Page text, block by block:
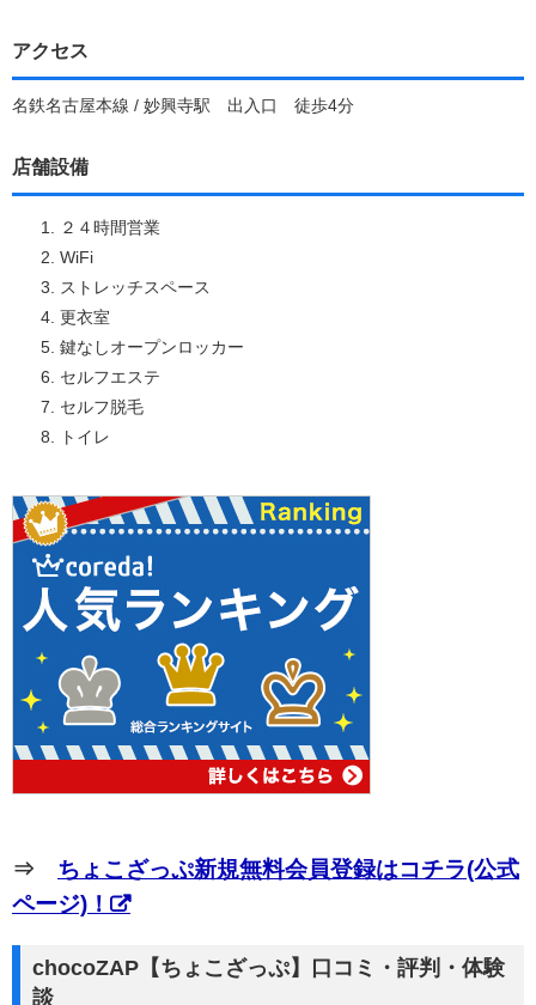
アクセス
名鉄名古屋本線 / 妙興寺駅 出入口 徒歩4分
店舗設備
２４時間営業
WiFi
ストレッチスペース
更衣室
鍵なしオープンロッカー
セルフエステ
セルフ脱毛
トイレ
⇒ ちょこざっぷ新規無料会員登録はコチラ(公式
ページ)！
chocoZAP【ちょこざっぷ】口コミ・評判・体験
談